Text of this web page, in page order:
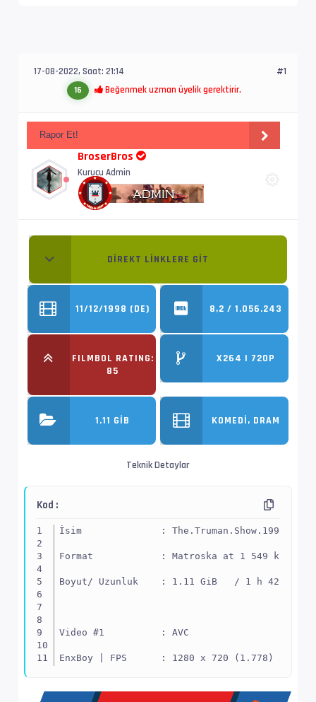
17-08-2022, Saat: 21:14
16 Beğenmek uzman üyelik gerektirir.
#1
Rapor Et!
BroserBros
Kurucu Admin
DIREKT LINKLERE GIT
11/12/1998 (DE) 8,2 / 1.056.243
FILMBOL RATING:
85
X264 | 720P
1.11 GIB KOMEDI, DRAM
Teknik Detaylar
Kod :
İsim              :
Format            : Matroska at 1 549 kb/s
Boyut/ Uzunluk    : 1.11 GiB   / 1 h 42 min
Video #1          : AVC
EnxBoy | FPS      : 1280 x 720 (1.778) at